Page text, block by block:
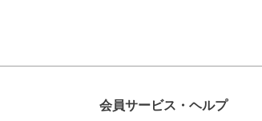
会員サービス・ヘルプ